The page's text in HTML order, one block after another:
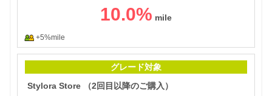
10.0%
+5%mile
グレード対象
Stylora Store （2回目以降のご購入）